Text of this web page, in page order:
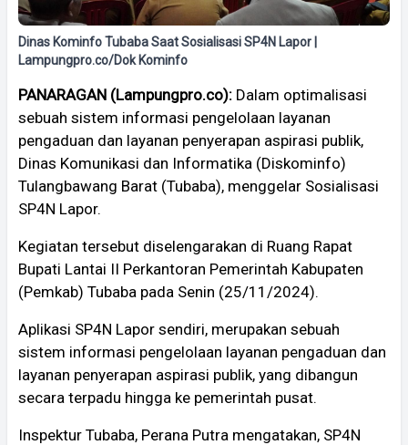
Dinas Kominfo Tubaba Saat Sosialisasi SP4N Lapor |
Lampungpro.co/Dok Kominfo
PANARAGAN (Lampungpro.co): Dalam optimalisasi
sebuah sistem informasi pengelolaan layanan
pengaduan dan layanan penyerapan aspirasi publik,
Dinas Komunikasi dan Informatika (Diskominfo)
Tulangbawang Barat (Tubaba), menggelar Sosialisasi
SP4N Lapor.
Kegiatan tersebut diselengarakan di Ruang Rapat
Bupati Lantai II Perkantoran Pemerintah Kabupaten
(Pemkab) Tubaba pada Senin (25/11/2024).
Aplikasi SP4N Lapor sendiri, merupakan sebuah
sistem informasi pengelolaan layanan pengaduan dan
layanan penyerapan aspirasi publik, yang dibangun
secara terpadu hingga ke pemerintah pusat.
Inspektur Tubaba, Perana Putra mengatakan, SP4N